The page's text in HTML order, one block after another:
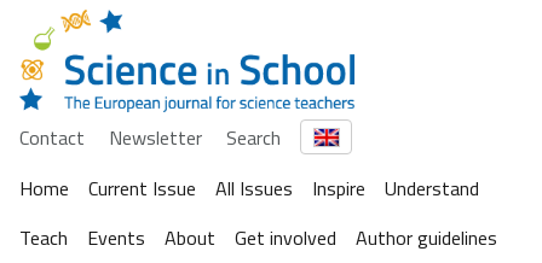
Contact Newsletter
Search
Home
Current Issue All Issues Inspire
Understand
Teach
Events About Get involved Author guidelines